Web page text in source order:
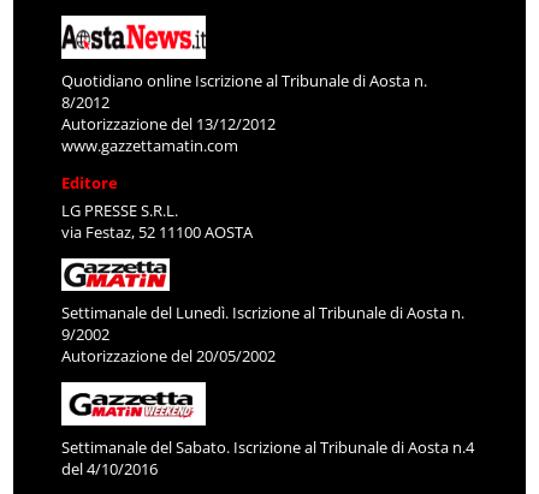
Quotidiano online Iscrizione al Tribunale di Aosta n.
8/2012
Autorizzazione del 13/12/2012
www.gazzettamatin.com
Editore
LG PRESSE S.R.L.
via Festaz, 52 11100 AOSTA
Settimanale del Lunedì. Iscrizione al Tribunale di Aosta n.
9/2002
Autorizzazione del 20/05/2002
Settimanale del Sabato. Iscrizione al Tribunale di Aosta n.4
del 4/10/2016